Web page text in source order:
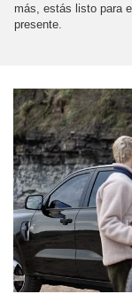
más, estás listo para
presente.